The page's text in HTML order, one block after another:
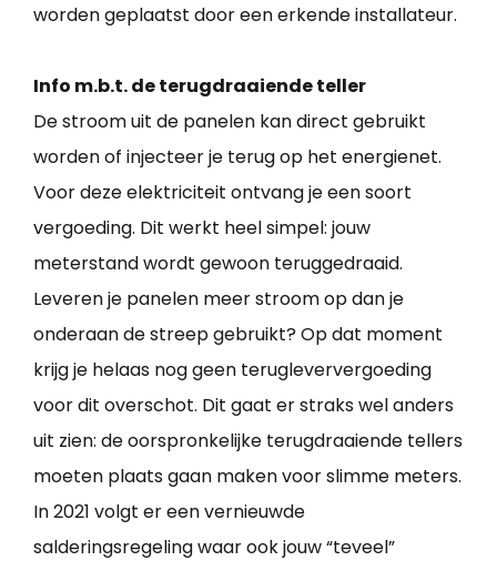
worden geplaatst door een erkende installateur.
Info m.b.t. de terugdraaiende teller
De stroom uit de panelen kan direct gebruikt
worden of injecteer je terug op het energienet.
Voor deze elektriciteit ontvang je een soort
vergoeding. Dit werkt heel simpel: jouw
meterstand wordt gewoon teruggedraaid.
Leveren je panelen meer stroom op dan je
onderaan de streep gebruikt? Op dat moment
krijg je helaas nog geen terugleververgoeding
voor dit overschot. Dit gaat er straks wel anders
uit zien: de oorspronkelijke terugdraaiende tellers
moeten plaats gaan maken voor slimme meters.
In 2021 volgt er een vernieuwde
salderingsregeling waar ook jouw “teveel”